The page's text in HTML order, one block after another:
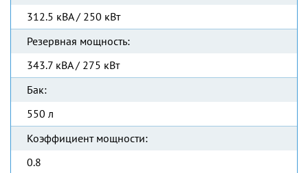
312.5 кВА / 250 кВт
Резервная мощность:
343.7 кВА / 275 кВт
Бак:
550 л
Коэффициент мощности:
0.8